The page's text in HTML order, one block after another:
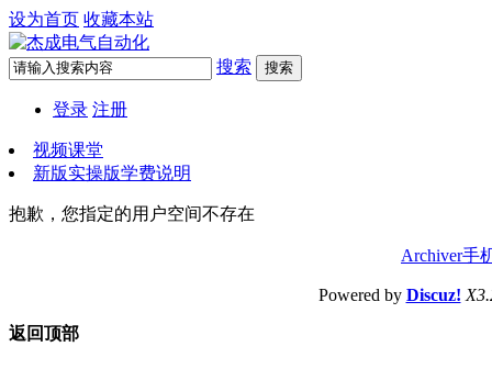
设为首页 收藏本站
搜索 搜索
登录 注册
视频课堂
新版实操版学费说明
抱歉，您指定的用户空间不存在
Archiver手
Powered by Discuz!
返回顶部